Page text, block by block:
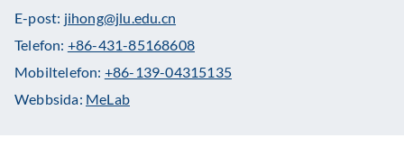
E-post: jihong@jlu.edu.cn
Telefon: +86-431-85168608
Mobiltelefon: +86-139-04315135
Webbsida: MeLab